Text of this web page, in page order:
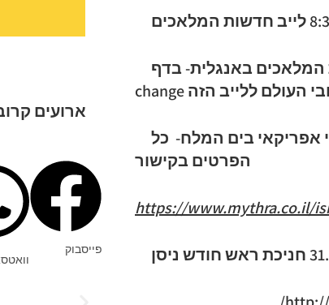
אפריקאי בים המלח- כל
הפרטים בקישור
https://www.mythra.co.il/
ארועים
פייסבוק